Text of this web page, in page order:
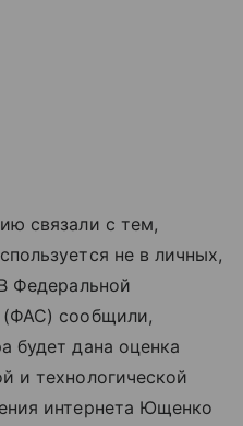
связали с тем,
не в личных,
Федеральной
(ФАС) сообщили,
будет дана оценка
и технологической
интернета Ющенко